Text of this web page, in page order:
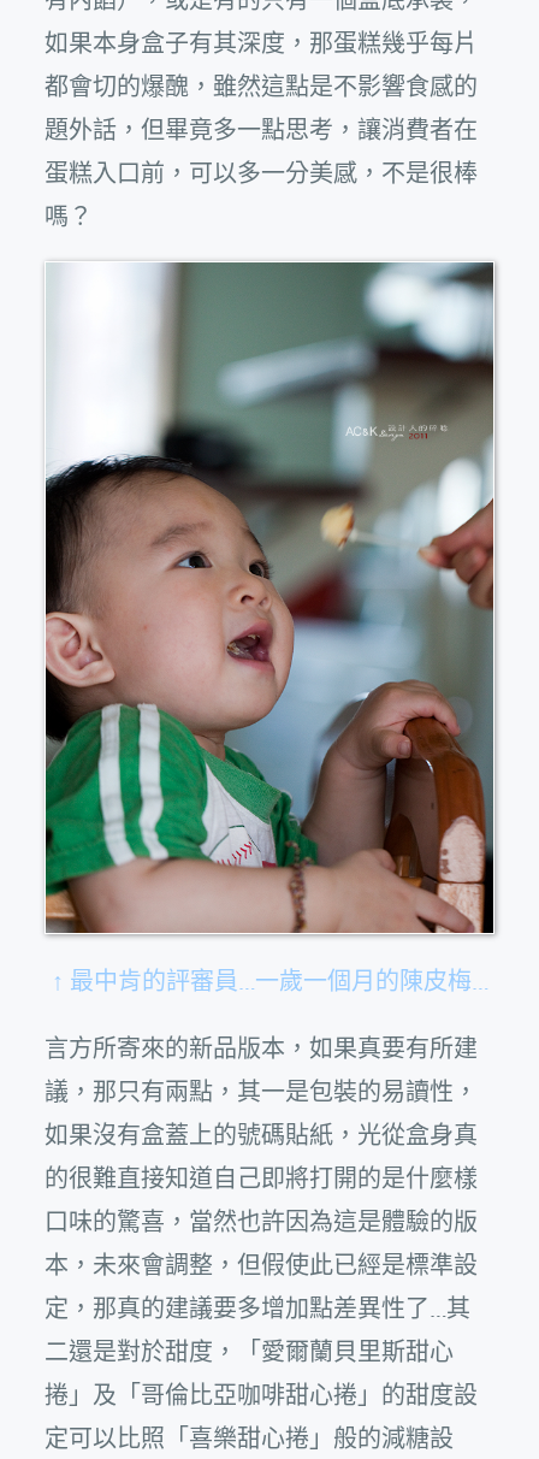
如果本身盒子有其深度，那蛋糕幾乎每片
都會切的爆醜，雖然這點是不影響食感的
題外話，但畢竟多一點思考，讓消費者在
蛋糕入口前，可以多一分美感，不是很棒
嗎？
↑ 最中肯的評審員…一歲一個月的陳皮梅…
言方所寄來的新品版本，如果真要有所建
議，那只有兩點，其一是包裝的易讀性，
如果沒有盒蓋上的號碼貼紙，光從盒身真
的很難直接知道自己即將打開的是什麼樣
口味的驚喜，當然也許因為這是體驗的版
本，未來會調整，但假使此已經是標準設
定，那真的建議要多增加點差異性了…其
二還是對於甜度，「愛爾蘭貝里斯甜心
捲」及「哥倫比亞咖啡甜心捲」的甜度設
定可以比照「喜樂甜心捲」般的減糖設